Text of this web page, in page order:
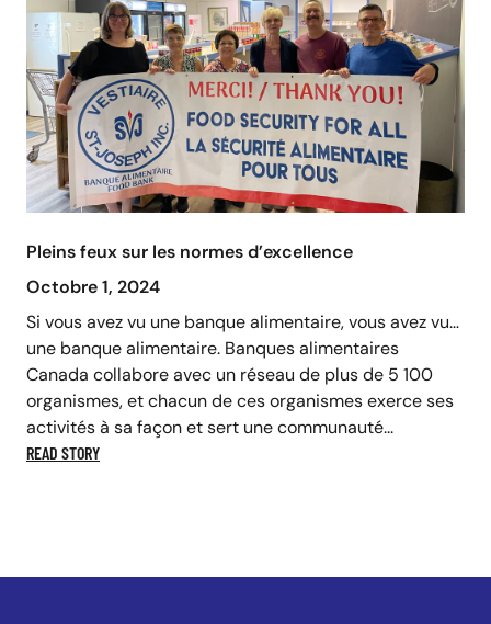
Pleins feux sur les normes d’excellence
Octobre 1, 2024
Si vous avez vu une banque alimentaire, vous avez vu…
une banque alimentaire. Banques alimentaires
Canada collabore avec un réseau de plus de 5 100
organismes, et chacun de ces organismes exerce ses
activités à sa façon et sert une communauté...
READ STORY